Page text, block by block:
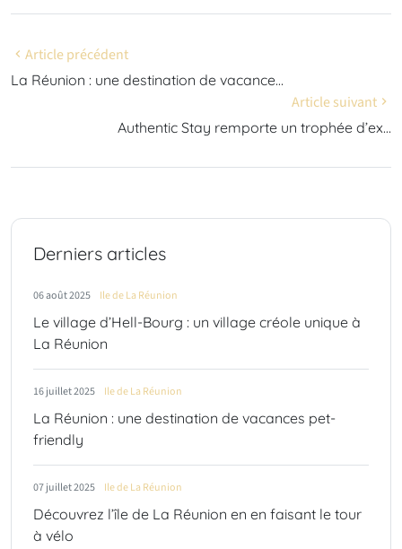
Article précédent
La Réunion : une destination de vacance…
Article suivant
Authentic Stay remporte un trophée d’ex…
Derniers articles
06 août 2025 Ile de La Réunion
Le village d’Hell‑Bourg : un village créole unique à
La Réunion
16 juillet 2025 Ile de La Réunion
La Réunion : une destination de vacances pet-
friendly
07 juillet 2025 Ile de La Réunion
Découvrez l’île de La Réunion en en faisant le tour
à vélo